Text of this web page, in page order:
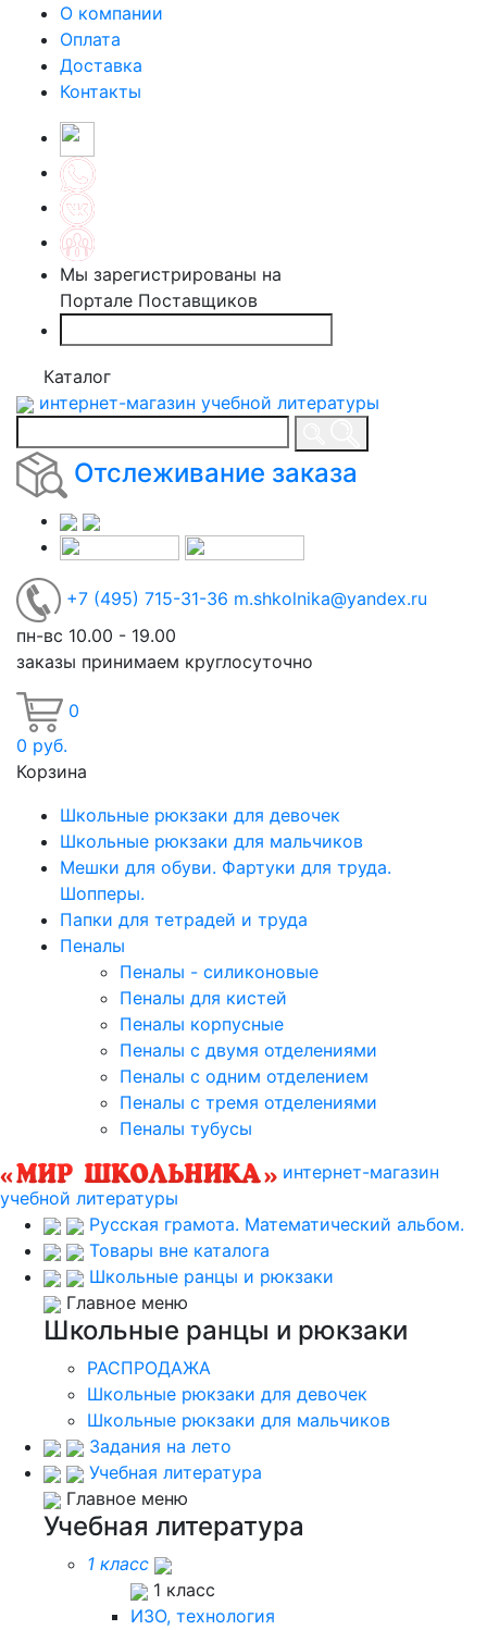
О компании
Оплата
Доставка
Контакты
Мы зарегистрированы на
Портале Поставщиков
Каталог
интернет-магазин учебной литературы
Отслеживание заказа
+7 (495) 715-31-36 m.shkolnika@yandex.ru
пн-вс 10.00 - 19.00
заказы принимаем круглосуточно
0
0 руб.
Корзина
Школьные рюкзаки для девочек
Школьные рюкзаки для мальчиков
Мешки для обуви. Фартуки для труда.
Шопперы.
Папки для тетрадей и труда
Пеналы
Пеналы - силиконовые
Пеналы для кистей
Пеналы корпусные
Пеналы с двумя отделениями
Пеналы с одним отделением
Пеналы с тремя отделениями
Пеналы тубусы
интернет-магазин
учебной литературы
Русская грамота. Математический альбом.
Товары вне каталога
Школьные ранцы и рюкзаки
Главное меню
Школьные ранцы и рюкзаки
РАСПРОДАЖА
Школьные рюкзаки для девочек
Школьные рюкзаки для мальчиков
Задания на лето
Учебная литература
Главное меню
Учебная литература
1 класс
1 класс
ИЗО, технология